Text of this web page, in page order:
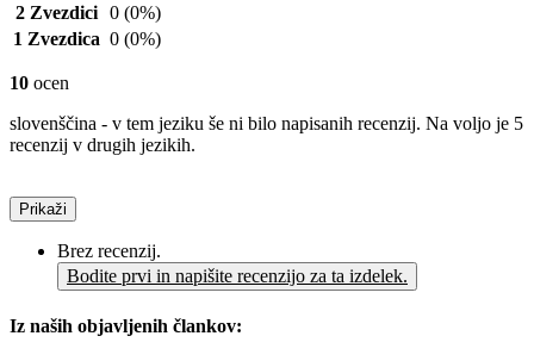
2 Zvezdici 0 (0%)
1 Zvezdica 0 (0%)
10 ocen
slovenščina - v tem jeziku še ni bilo napisanih recenzij. Na voljo je 5
recenzij v drugih jezikih.
Prikaži
Brez recenzij.
Bodite prvi in napišite recenzijo za ta izdelek.
Iz naših objavljenih člankov: